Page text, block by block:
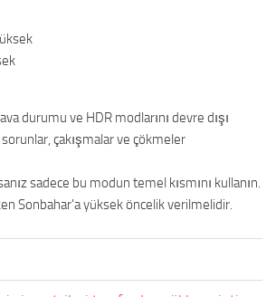
durumu ve HDR modlarını devre dışı
sorunlar, çakışmalar ve çökmeler
sadece bu modun temel kısmını kullanın.
Sonbahar'a yüksek öncelik verilmelidir.